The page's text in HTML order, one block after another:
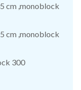
cm ,monoblock
cm ,monoblock
300